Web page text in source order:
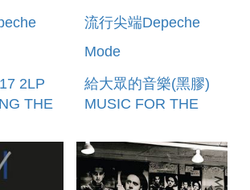
2LP
THE
流行尖端Depeche
Mode
給大眾的音樂(黑膠)
MUSIC FOR THE